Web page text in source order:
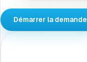
Démarrer la demande